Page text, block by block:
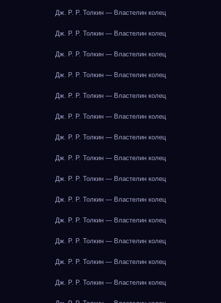
Дж. Р. Р. Толкин — Властелин колец
Дж. Р. Р. Толкин — Властелин колец
Дж. Р. Р. Толкин — Властелин колец
Дж. Р. Р. Толкин — Властелин колец
Дж. Р. Р. Толкин — Властелин колец
Дж. Р. Р. Толкин — Властелин колец
Дж. Р. Р. Толкин — Властелин колец
Дж. Р. Р. Толкин — Властелин колец
Дж. Р. Р. Толкин — Властелин колец
Дж. Р. Р. Толкин — Властелин колец
Дж. Р. Р. Толкин — Властелин колец
Дж. Р. Р. Толкин — Властелин колец
Дж. Р. Р. Толкин — Властелин колец
Дж. Р. Р. Толкин — Властелин колец